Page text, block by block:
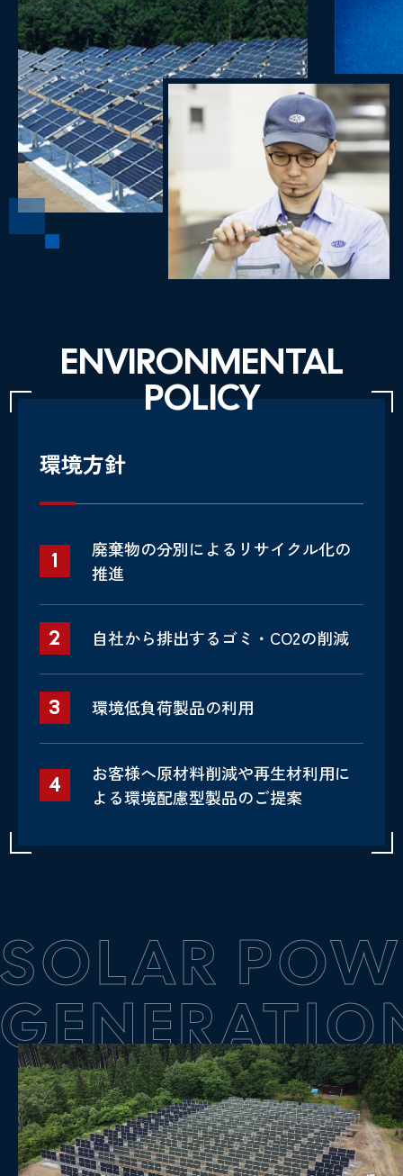
ENVIRONMENTAL
POLICY
環境方針
1
廃棄物の分別によるリサイクル化の
推進
2 自社から排出するゴミ・CO2の削減
3 環境低負荷製品の利用
4
お客様へ原材料削減や再生材利用に
よる環境配慮型製品のご提案
SOLAR